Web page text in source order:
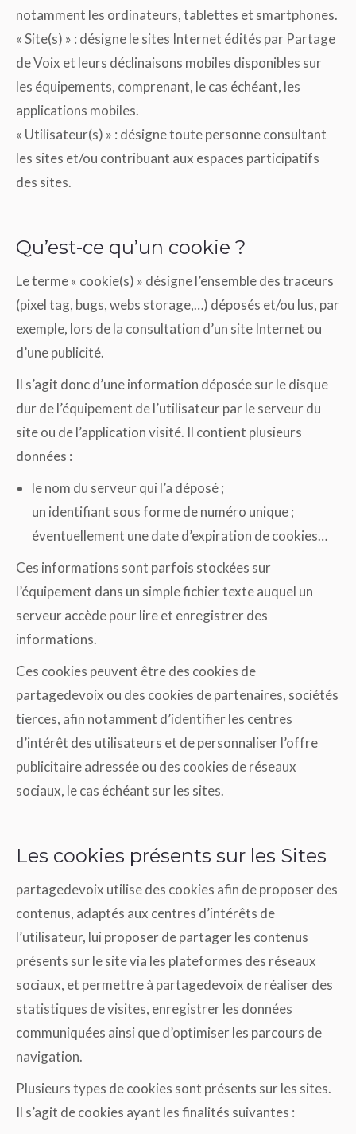
notamment les ordinateurs, tablettes et smartphones.
« Site(s) » : désigne le sites Internet édités par Partage
de Voix et leurs déclinaisons mobiles disponibles sur
les équipements, comprenant, le cas échéant, les
applications mobiles.
« Utilisateur(s) » : désigne toute personne consultant
les sites et/ou contribuant aux espaces participatifs
des sites.
Qu’est-ce qu’un cookie ?
Le terme « cookie(s) » désigne l’ensemble des traceurs
(pixel tag, bugs, webs storage,…) déposés et/ou lus, par
exemple, lors de la consultation d’un site Internet ou
d’une publicité.
Il s’agit donc d’une information déposée sur le disque
dur de l’équipement de l’utilisateur par le serveur du
site ou de l’application visité. Il contient plusieurs
données :
le nom du serveur qui l’a déposé ;
un identifiant sous forme de numéro unique ;
éventuellement une date d’expiration de cookies…
Ces informations sont parfois stockées sur
l’équipement dans un simple fichier texte auquel un
serveur accède pour lire et enregistrer des
informations.
Ces cookies peuvent être des cookies de
partagedevoix ou des cookies de partenaires, sociétés
tierces, afin notamment d’identifier les centres
d’intérêt des utilisateurs et de personnaliser l’offre
publicitaire adressée ou des cookies de réseaux
sociaux, le cas échéant sur les sites.
Les cookies présents sur les Sites
partagedevoix utilise des cookies afin de proposer des
contenus, adaptés aux centres d’intérêts de
l’utilisateur, lui proposer de partager les contenus
présents sur le site via les plateformes des réseaux
sociaux, et permettre à partagedevoix de réaliser des
statistiques de visites, enregistrer les données
communiquées ainsi que d’optimiser les parcours de
navigation.
Plusieurs types de cookies sont présents sur les sites.
Il s’agit de cookies ayant les finalités suivantes :